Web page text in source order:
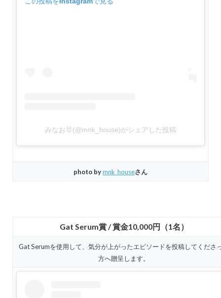
みなお🐰(@mnk_house)がシェアした投稿
photo bymnk_houseさん
Gat Serum賞 / 賞金10,000円（1名）
Gat Serumを使用して、気分が上がったエピソードを投稿してくださ
方へ贈呈します。